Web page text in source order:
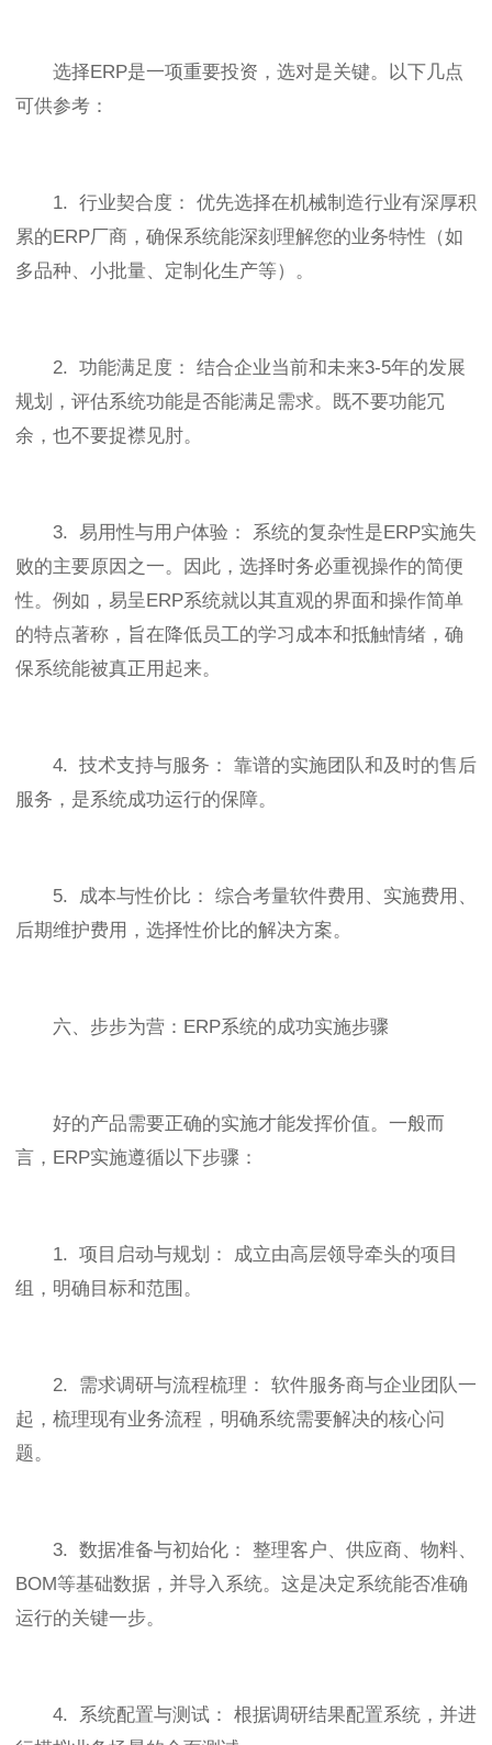
选择ERP是一项重要投资，选对是关键。以下几点
可供参考：
1. 行业契合度： 优先选择在机械制造行业有深厚积
累的ERP厂商，确保系统能深刻理解您的业务特性（如
多品种、小批量、定制化生产等）。
2. 功能满足度： 结合企业当前和未来3-5年的发展
规划，评估系统功能是否能满足需求。既不要功能冗
余，也不要捉襟见肘。
3. 易用性与用户体验： 系统的复杂性是ERP实施失
败的主要原因之一。因此，选择时务必重视操作的简便
性。例如，易呈ERP系统就以其直观的界面和操作简单
的特点著称，旨在降低员工的学习成本和抵触情绪，确
保系统能被真正用起来。
4. 技术支持与服务： 靠谱的实施团队和及时的售后
服务，是系统成功运行的保障。
5. 成本与性价比： 综合考量软件费用、实施费用、
后期维护费用，选择性价比的解决方案。
六、步步为营：ERP系统的成功实施步骤
好的产品需要正确的实施才能发挥价值。一般而
言，ERP实施遵循以下步骤：
1. 项目启动与规划： 成立由高层领导牵头的项目
组，明确目标和范围。
2. 需求调研与流程梳理： 软件服务商与企业团队一
起，梳理现有业务流程，明确系统需要解决的核心问
题。
3. 数据准备与初始化： 整理客户、供应商、物料、
BOM等基础数据，并导入系统。这是决定系统能否准确
运行的关键一步。
4. 系统配置与测试： 根据调研结果配置系统，并进